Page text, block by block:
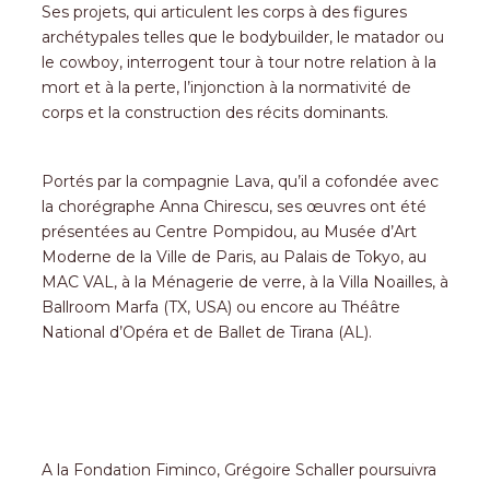
Ses projets, qui articulent les corps à des figures
archétypales telles que le bodybuilder, le matador ou
le cowboy, interrogent tour à tour notre relation à la
mort et à la perte, l’injonction à la normativité de
corps et la construction des récits dominants.
Portés par la compagnie Lava, qu’il a cofondée avec
la chorégraphe Anna Chirescu, ses œuvres ont été
présentées au Centre Pompidou, au Musée d’Art
Moderne de la Ville de Paris, au Palais de Tokyo, au
MAC VAL, à la Ménagerie de verre, à la Villa Noailles, à
Ballroom Marfa (TX, USA) ou encore au Théâtre
National d’Opéra et de Ballet de Tirana (AL).
A la Fondation Fiminco, Grégoire Schaller poursuivra